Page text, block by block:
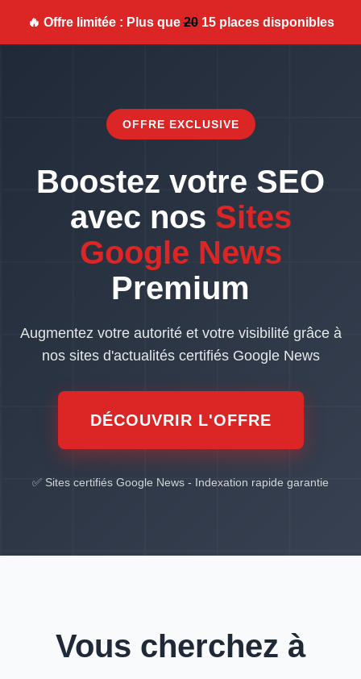
🔥 Offre limitée : Plus que2015 places disponibles
OFFRE EXCLUSIVE
Boostez votre SEO
avec nos Sites
Google News
Premium
Augmentez votre autorité et votre visibilité grâce à
nos sites d'actualités certifiés Google News
DÉCOUVRIR L'OFFRE
✅ Sites certifiés Google News - Indexation rapide garantie
Vous cherchez à